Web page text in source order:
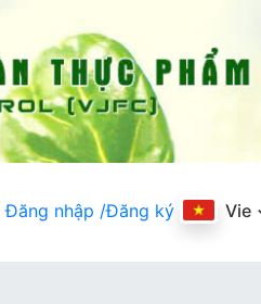
Đăng nhập /Đăng ký Vie